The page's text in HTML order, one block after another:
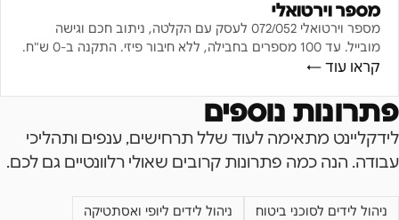
מספר וירטואלי
מספר וירטואלי 072/052 לעסק עם הקלטה, ניתוב חכם וגישה
מובייל. עד 100 מספרים בחבילה, ללא חיבור פיזי. התקנה ב-0 ש"ח.
קראו עוד ←
פתרונות נוספים
לידקליינט מתאימה לעוד שלל תרחישים, ענפים ותהליכי
עבודה. הנה כמה פתרונות קרובים שאולי רלוונטיים גם לכם.
ניהול לידים לסוכני ביטוח
ניהול לידים ליופי ואסתטיקה